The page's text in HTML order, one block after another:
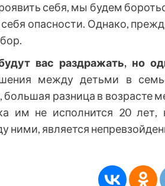
себя, мы будем
опасности. Однако,
вас раздражать, но
между детьми в
большая разница в возрасте
им не исполнится 20
ними, является